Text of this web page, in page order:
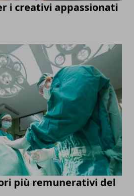
i creativi appassionati
più remunerativi del